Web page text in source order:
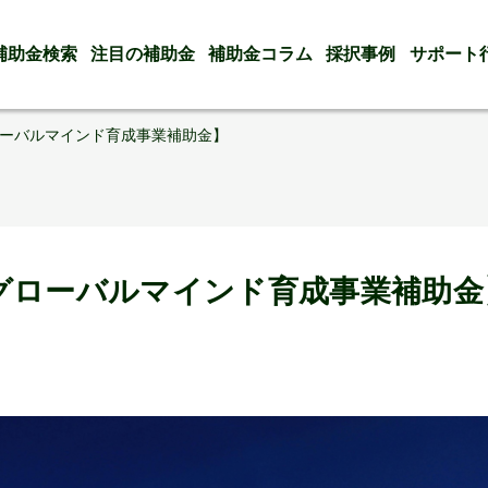
助金検索 注目の補助金 補助金コラム 採択事例 サポート
バルマインド育成事業補助金】
ローバルマインド育成事業補助